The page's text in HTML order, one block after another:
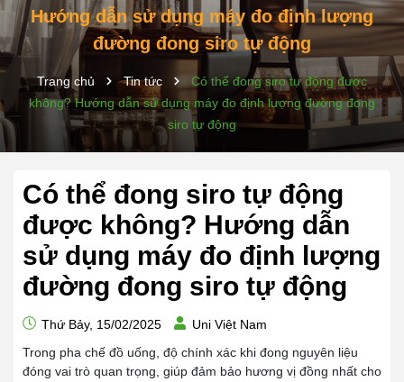
Hướng dẫn sử dụng máy đo định lượng
đường đong siro tự động
Trang chủ Tin tức
Có thể đong siro tự động được
không? Hướng dẫn sử dụng máy đo định lượng đường đong
siro tự động
Có thể đong siro tự động
được không? Hướng dẫn
sử dụng máy đo định lượng
đường đong siro tự động
Thứ Bảy, 15/02/2025
Uni Việt Nam
Trong pha chế đồ uống, độ chính xác khi đong nguyên liệu
đóng vai trò quan trọng, giúp đảm bảo hương vị đồng nhất cho